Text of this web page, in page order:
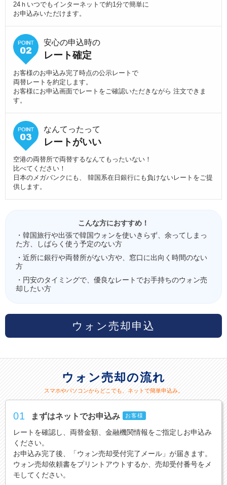
24ｈいつでもインターネットで約1分で簡単に
お申込みいただけます。
安心の申込時の
レート確定
お客様のお申込み完了時点の公示レートで
両替レートを約定します。
お客様にお申込画面でレートをご確認いただきながら 注文できま
す。
なんてったって
レートがいい
空港の両替所で両替するなんてもったいない！
比べてください！
日本のメガバンクにも、 韓国系在日銀行にも負けないレートをご提
供します。
こんな方におすすめ！
・韓国旅行や出張で韓国ウォンを使いきらず、余ってしまっ
た方、しばらく使う予定のない方
・近所に銀行や両替所がない方や、窓口に出向く時間のない
方
・円安のタイミングで、優良なレートでお手持ちのウォン売
却したい方
ウォン売却申込
ウォン売却の流れ
スマホやパソコンからどこでも、ネットで簡単申込み。
01 まずはネットでお申込み お客様
レートを確認し、両替金額、金融機関情報をご指定しお申込み
ください。
お申込み完了後、「ウォン売却受付完了メール」が届きます。
ウォン売却依頼書をプリントアウトするか、売却受付番号をメ
モしてください。